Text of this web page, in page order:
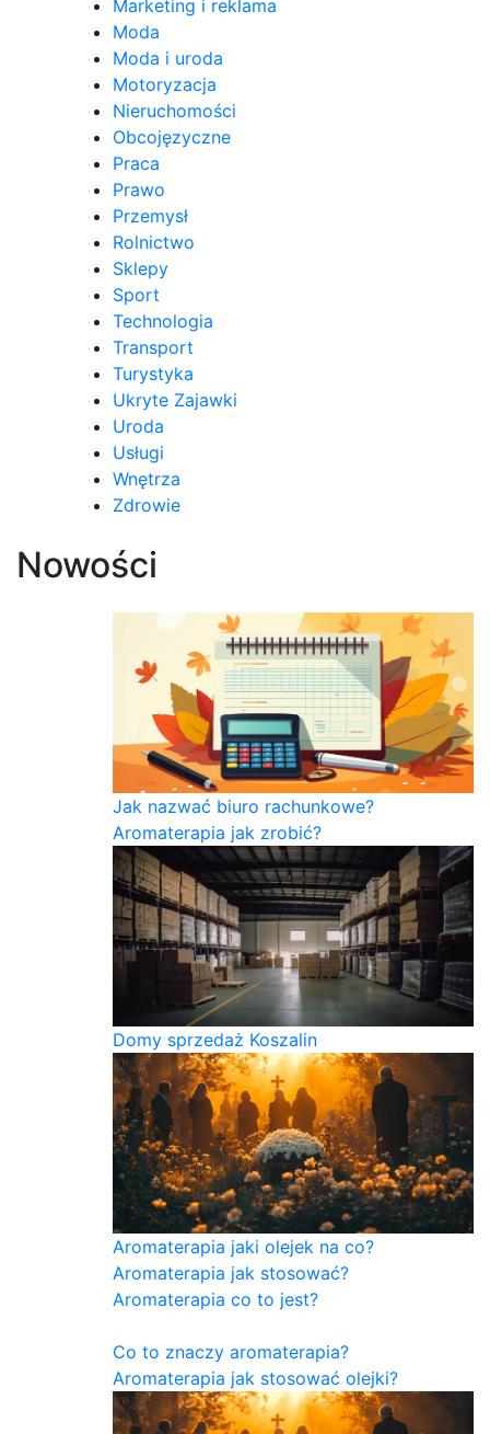
Marketing i reklama
Moda
Moda i uroda
Motoryzacja
Nieruchomości
Obcojęzyczne
Praca
Prawo
Przemysł
Rolnictwo
Sklepy
Sport
Technologia
Transport
Turystyka
Ukryte Zajawki
Uroda
Usługi
Wnętrza
Zdrowie
Nowości
Jak nazwać biuro rachunkowe?
Aromaterapia jak zrobić?
Domy sprzedaż Koszalin
Aromaterapia jaki olejek na co?
Aromaterapia jak stosować?
Aromaterapia co to jest?
Co to znaczy aromaterapia?
Aromaterapia jak stosować olejki?